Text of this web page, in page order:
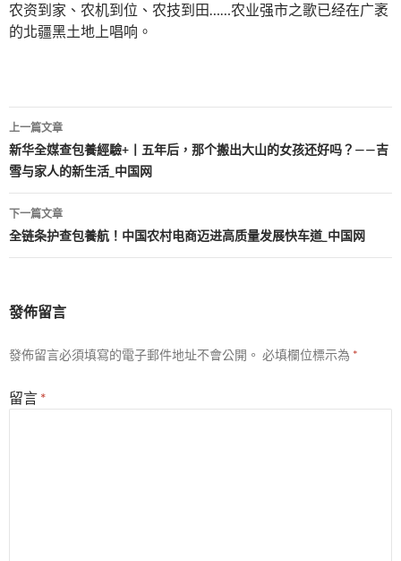
农资到家、农机到位、农技到田……农业强市之歌已经在广袤
的北疆黑土地上唱响。
文
章
導
覽
上一篇文章
新华全媒查包養經驗+丨五年后，那个搬出大山的女孩还好吗？——吉
雪与家人的新生活_中国网
下一篇文章
全链条护查包養航！中国农村电商迈进高质量发展快车道_中国网
發佈留言
發佈留言必須填寫的電子郵件地址不會公開。 必填欄位標示為 *
留言 *